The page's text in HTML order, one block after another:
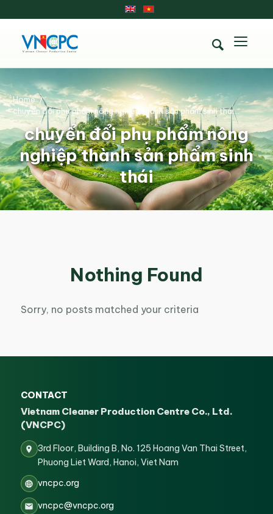
chuyển đổi phụ phẩm nông
nghiệp thành sản phẩm sinh
thái
Home /
chuyển đổi phụ phẩm nông nghiệp thành sản phẩm sinh thái...
Nothing Found
Sorry, no posts matched your criteria
CONTACT
Vietnam Cleaner Production Centre Co., Ltd.
(VNCPC)
3rd Floor, Building B, No. 125 Hoang Van Thai Street,
Phuong Liet Ward, Hanoi, Viet Nam
vncpc.org
vncpc@vncpc.org